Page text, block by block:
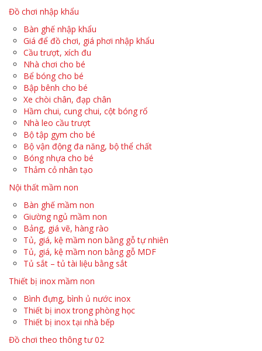
Đồ chơi nhập khẩu
Bàn ghế nhập khẩu
Giá để đồ chơi, giá phơi nhập khẩu
Cầu trượt, xích đu
Nhà chơi cho bé
Bể bóng cho bé
Bập bênh cho bé
Xe chòi chân, đạp chân
Hầm chui, cung chui, cột bóng rổ
Nhà leo cầu trượt
Bộ tập gym cho bé
Bộ vận động đa năng, bộ thể chất
Bóng nhựa cho bé
Thảm cỏ nhân tạo
Nội thất mầm non
Bàn ghế mầm non
Giường ngủ mầm non
Bảng, giá vẽ, hàng rào
Tủ, giá, kệ mầm non bằng gỗ tự nhiên
Tủ, giá, kệ mầm non bằng gỗ MDF
Tủ sắt – tủ tài liệu bằng sắt
Thiết bị inox mầm non
Bình đựng, bình ủ nước inox
Thiết bị inox trong phòng học
Thiết bị inox tại nhà bếp
Đồ chơi theo thông tư 02